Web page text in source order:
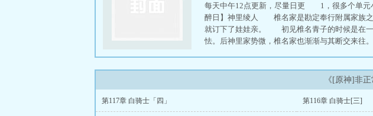
每天中午12点更新，尽量日更 1，很多个
醉日】神里绫人 椎名家是勘定奉行附属家族之
就订下了娃娃亲。 初见椎名青子的时候是在一
怯。后神里家势微，椎名家也渐渐与其断交来往
《[原神]非
第117章 白骑士「四」 第116章 白骑士[三]